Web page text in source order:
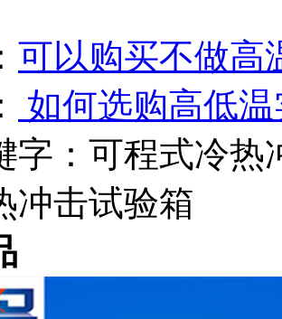
可以购买不做高
如何选购高低
字： 可程式冷热
冲击试验箱